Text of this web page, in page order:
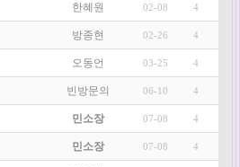
한혜원 02-08 4
방종현 02-26 4
오동언 03-25 4
빈방문의 06-10 4
민소장 07-08 4
민소장 07-08 4